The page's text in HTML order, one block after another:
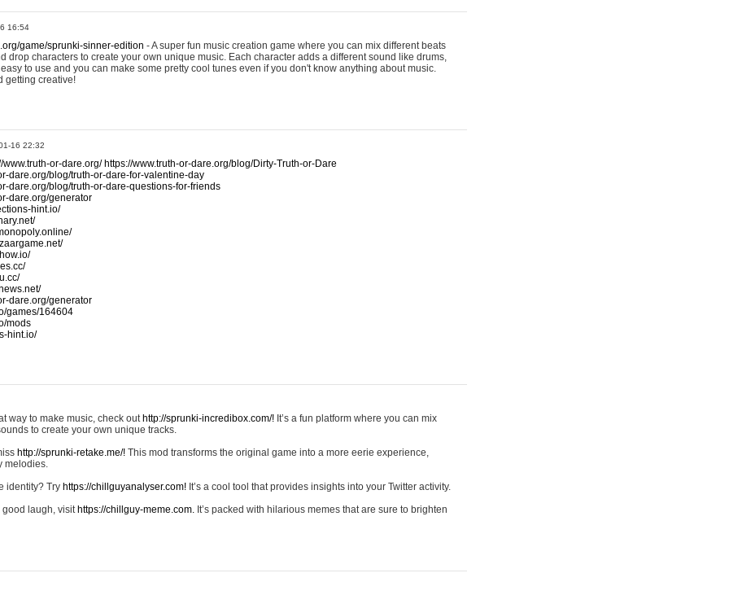
16:54
game/sprunki-sinner-edition - A super fun music creation game where you can mix different beats
drop characters to create your own unique music. Each character adds a different sound like drums,
to use and you can make some pretty cool tunes even if you don't know anything about music.
getting creative!
16 22:32
www.truth-or-dare.org/ https://www.truth-or-dare.org/blog/Dirty-Truth-or-Dare
dare.org/blog/truth-or-dare-for-valentine-day
dare.org/blog/truth-or-dare-questions-for-friends
dare.org/generator
hint.io/
dare.org/generator
games/164604
mods
hint.io/
way to make music, check out http://sprunki-incredibox.com/! It’s a fun platform where you can mix
to create your own unique tracks.
http://sprunki-retake.me/! This mod transforms the original game into a more eerie experience,
melodies.
identity? Try https://chillguyanalyser.com! It’s a cool tool that provides insights into your Twitter activity.
good laugh, visit https://chillguy-meme.com. It’s packed with hilarious memes that are sure to brighten